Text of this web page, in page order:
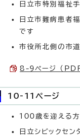
日立市特別福祉
日立市難病患者
です
市役所北側の市
8-9ページ （
10-11ページ
100歳を迎える
日立シビックセン